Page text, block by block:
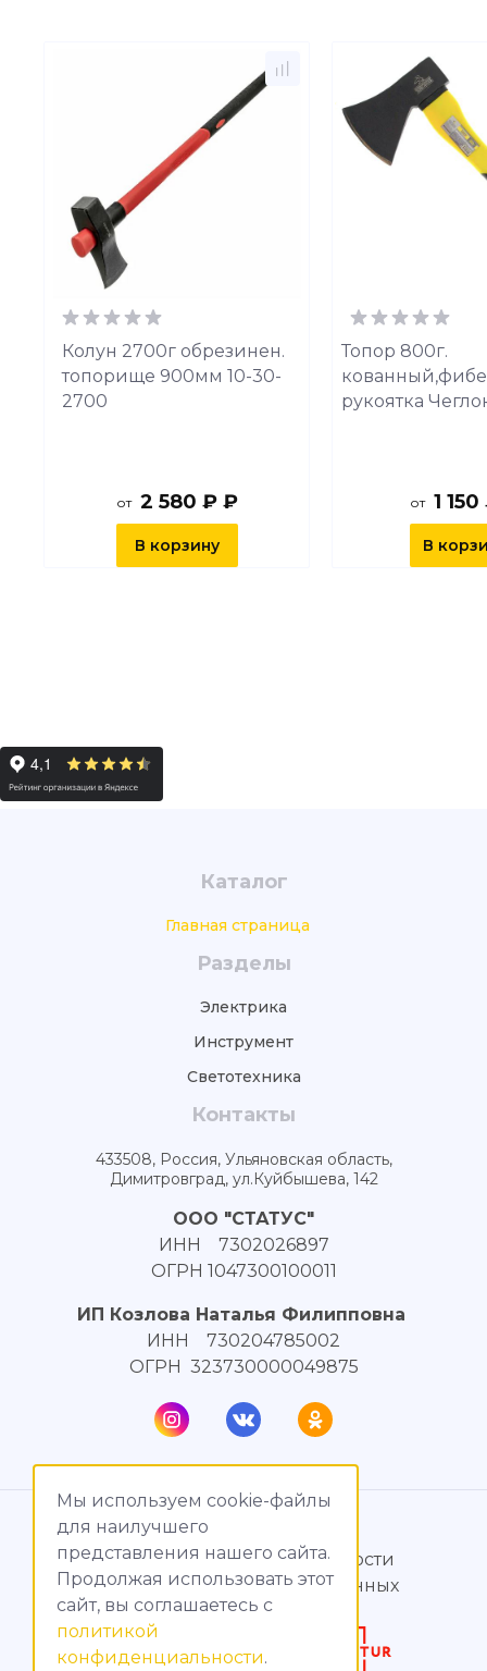
Мы используем cookie-файлы
для наилучшего
представления нашего сайта.
Продолжая использовать этот
сайт, вы соглашаетесь c
политикой
конфиденциальности.
Колун 2700г обрезинен.
топорище 900мм 10-30-
2700
от 2 580 ₽ ₽
В корзину
Топор 800г.
рукоятка
от 1
В
Каталог
Главная страница
Разделы
Электрика
Инструмент
Светотехника
Контакты
433508, Россия, Ульяновская область,
Димитровград, ул.Куйбышева, 142
ООО "СТАТУС"
ИНН 7302026897
ОГРН 1047300100011
ИП Козлова Наталья Филипповна
ИНН 730204785002
ОГРН 323730000049875
© МагияТока, 2015 – 2026
Политика конфиденциальности
Обработка персональных данных
Создание сайтов